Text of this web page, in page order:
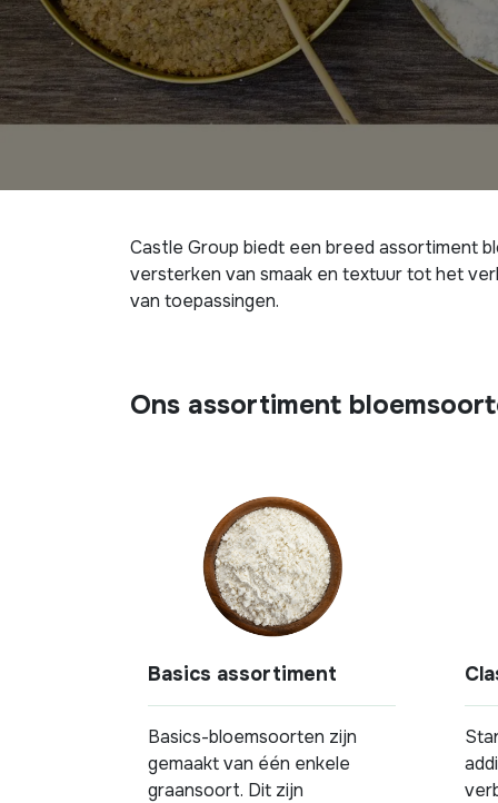
Castle Group biedt een breed assortiment
versterken van smaak en textuur tot het
van toepassingen.
Ons assortiment
Basics assortiment
Basics-bloemsoorten zijn
gemaakt van één enkele
graansoort. Dit zijn